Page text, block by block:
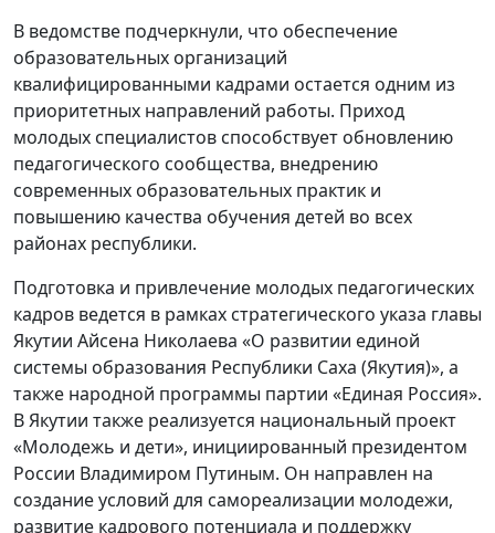
В ведомстве подчеркнули, что обеспечение
образовательных организаций
квалифицированными кадрами остается одним из
приоритетных направлений работы. Приход
молодых специалистов способствует обновлению
педагогического сообщества, внедрению
современных образовательных практик и
повышению качества обучения детей во всех
районах республики.
Подготовка и привлечение молодых педагогических
кадров ведется в рамках стратегического указа главы
Якутии Айсена Николаева «О развитии единой
системы образования Республики Саха (Якутия)», а
также народной программы партии «Единая Россия».
В Якутии также реализуется национальный проект
«Молодежь и дети», инициированный президентом
России Владимиром Путиным. Он направлен на
создание условий для самореализации молодежи,
развитие кадрового потенциала и поддержку